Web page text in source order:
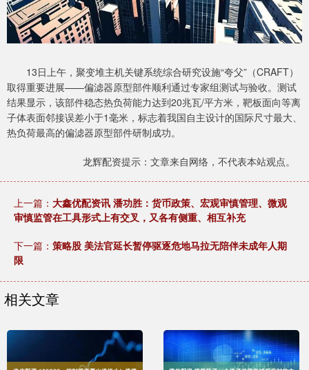
13日上午，聚变堆主机关键系统综合研究设施“夸父”（CRAFT）
取得重要进展——偏滤器原型部件顺利通过专家组测试与验收。测试
结果显示，该部件稳态热负荷能力达到20兆瓦/平方米，靶板面向等离
子体表面邻接误差小于1毫米，标志着我国自主设计的国际尺寸最大、
热负荷最高的偏滤器原型部件研制成功。
龙辉配资提示：文章来自网络，不代表本站观点。
上一篇： 大鑫优配资讯 潘功胜：货币政策、宏观审慎管理、微观
审慎监管在工具形式上有交叉，又各有侧重、相互补充
下一篇： 策略股 美法官延长暂停驱逐危地马拉无陪伴未成年人期
限
相关文章